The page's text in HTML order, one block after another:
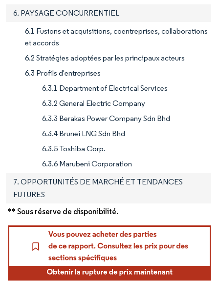
6. PAYSAGE CONCURRENTIEL
6.1 Fusions et acquisitions, coentreprises, collaborations
et accords
6.2 Stratégies adoptées par les principaux acteurs
6.3 Profils d'entreprises
6.3.1 Department of Electrical Services
6.3.2 General Electric Company
6.3.3 Berakas Power Company Sdn Bhd
6.3.4 Brunei LNG Sdn Bhd
6.3.5 Toshiba Corp.
6.3.6 Marubeni Corporation
7. OPPORTUNITÉS DE MARCHÉ ET TENDANCES
FUTURES
** Sous réserve de disponibilité.